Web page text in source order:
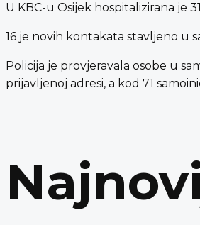
U KBC-u Osijek hospitalizirana je
16 je novih kontakata stavljeno u
Policija je provjeravala osobe u
prijavljenoj adresi, a kod 71